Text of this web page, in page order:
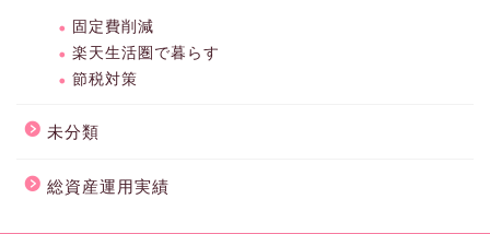
固定費削減
楽天生活圏で暮らす
節税対策
未分類
総資産運用実績